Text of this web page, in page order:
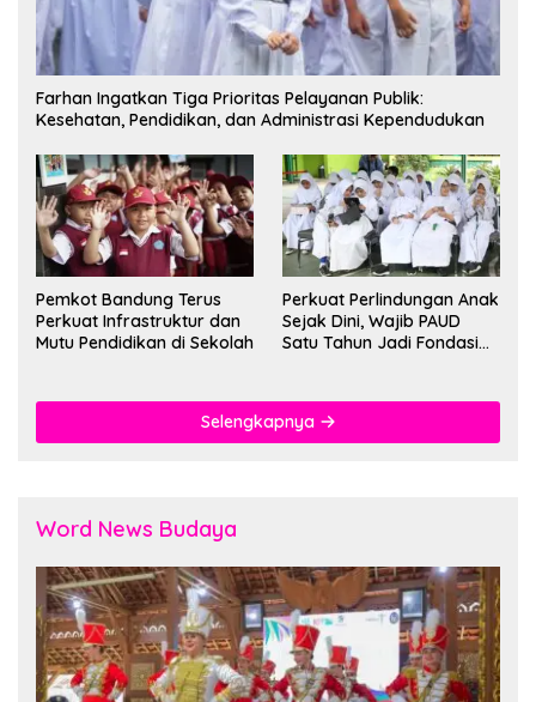
Farhan Ingatkan Tiga Prioritas Pelayanan Publik:
Kesehatan, Pendidikan, dan Administrasi Kependudukan
Pemkot Bandung Terus
Perkuat Infrastruktur dan
Mutu Pendidikan di Sekolah
Perkuat Perlindungan Anak
Sejak Dini, Wajib PAUD
Satu Tahun Jadi Fondasi
Selengkapnya
Word News Budaya